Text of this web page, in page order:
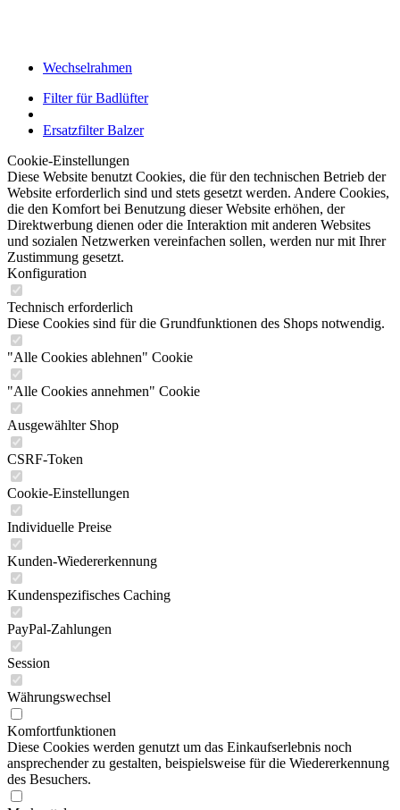
Wechselrahmen
Filter für Badlüfter
Ersatzfilter Balzer
Cookie-Einstellungen
Diese Website benutzt Cookies, die für den technischen Betrieb der
Website erforderlich sind und stets gesetzt werden. Andere Cookies,
die den Komfort bei Benutzung dieser Website erhöhen, der
Direktwerbung dienen oder die Interaktion mit anderen Websites
und sozialen Netzwerken vereinfachen sollen, werden nur mit Ihrer
Zustimmung gesetzt.
Konfiguration
Technisch erforderlich
Diese Cookies sind für die Grundfunktionen des Shops notwendig.
"Alle Cookies ablehnen" Cookie
"Alle Cookies annehmen" Cookie
Ausgewählter Shop
CSRF-Token
Cookie-Einstellungen
Individuelle Preise
Kunden-Wiedererkennung
Kundenspezifisches Caching
PayPal-Zahlungen
Session
Währungswechsel
Komfortfunktionen
Diese Cookies werden genutzt um das Einkaufserlebnis noch
ansprechender zu gestalten, beispielsweise für die Wiedererkennung
des Besuchers.